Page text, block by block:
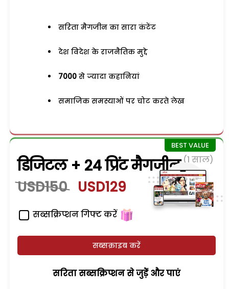
सरिता मैगजीन का सारा कंटेंट
देश विदेश के राजनैतिक मुद्दे
7000 से ज्यादा कहानियां
समाजिक समस्याओं पर चोट करते लेख
डिजिटल + 24 प्रिंट मैगजीन (1 साल)
USD150 USD129
सब्सक्रिप्शन गिफ्ट करें
सब्सक्राइब करें
सरिता सब्सक्रिप्शन से जुड़ेें और पाएं